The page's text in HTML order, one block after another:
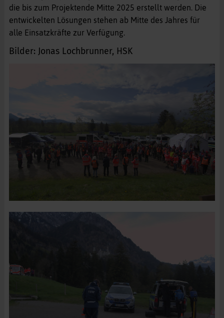
die bis zum Projektende Mitte 2025 erstellt werden. Die
entwickelten Lösungen stehen ab Mitte des Jahres für
alle Einsatzkräfte zur Verfügung.
Bilder: Jonas Lochbrunner, HSK